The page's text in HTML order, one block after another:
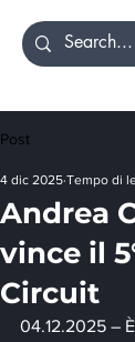
Post
Andrea
vince il
Circuit
4 dic 2025 Tempo di
04.12.2025 –